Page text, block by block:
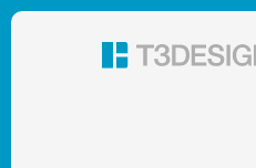
東京都渋谷のパッ